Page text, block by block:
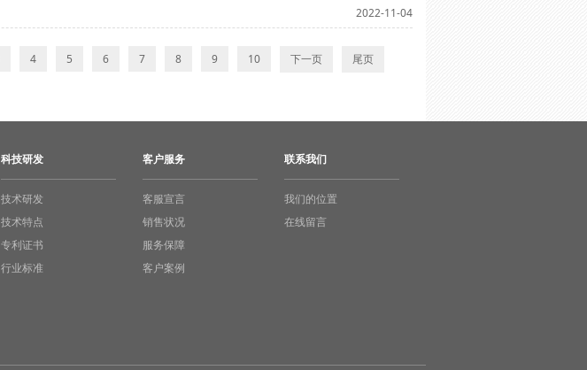
2022-11-04
4 5 6 7 8 9 10 下一页 尾页
科技研发
技术研发
技术特点
专利证书
行业标准
客户服务
客服宣言
销售状况
服务保障
客户案例
联系我们
我们的位置
在线留言